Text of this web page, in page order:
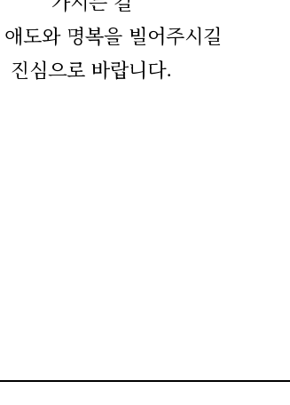
도와 명복을 빌어주시길
진심으로 바랍니다.